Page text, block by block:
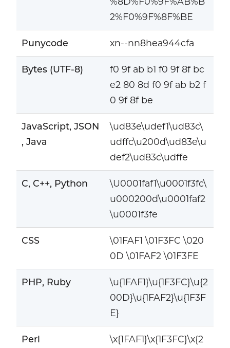
2%F0%9F%8F%BE
Punycode xn--nn8hea944cfa
Bytes (UTF-8)
f0 9f ab b1 f0 9f 8f bc
e2 80 8d f0 9f ab b2 f
0 9f 8f be
JavaScript, JSON
, Java
\ud83e\udef1\ud83c\
udffc\u200d\ud83e\u
def2\ud83c\udffe
C, C++, Python
\U0001faf1\u0001f3fc\
u000200d\u0001faf2
\u0001f3fe
CSS
\01FAF1 \01F3FC \020
0D \01FAF2 \01F3FE
PHP, Ruby
\u{1FAF1}\u{1F3FC}\u{2
00D}\u{1FAF2}\u{1F3F
E}
Perl
\x{1FAF1}\x{1F3FC}\x{2